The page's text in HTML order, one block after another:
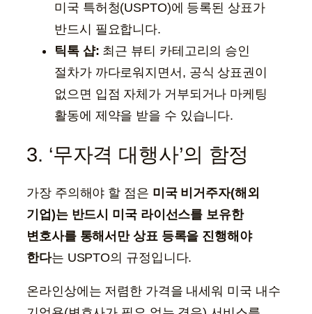
미국 특허청(USPTO)에 등록된 상표가
반드시 필요합니다.
틱톡 샵: 최근 뷰티 카테고리의 승인
절차가 까다로워지면서, 공식 상표권이
없으면 입점 자체가 거부되거나 마케팅
활동에 제약을 받을 수 있습니다.
3. ‘무자격 대행사’의 함정
가장 주의해야 할 점은 미국 비거주자(해외
기업)는 반드시 미국 라이선스를 보유한
변호사를 통해서만 상표 등록을 진행해야
한다는 USPTO의 규정입니다.
온라인상에는 저렴한 가격을 내세워 미국 내수